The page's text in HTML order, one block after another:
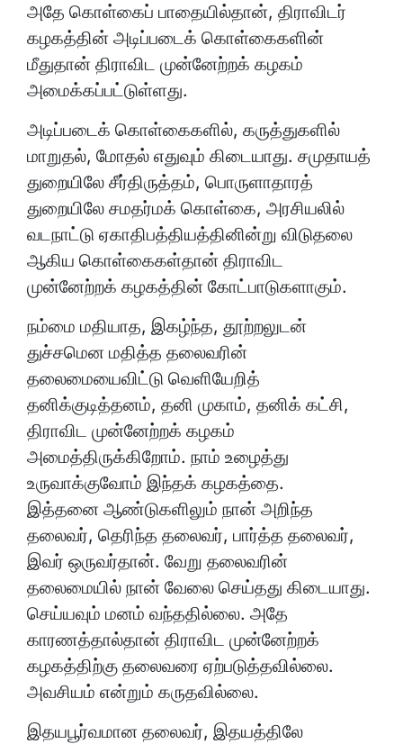
அதே கொள்கைப் பாதையில்தான், திராவிடர்
கழகத்தின் அடிப்படைக் கொள்கைகளின்
மீதுதான் திராவிட முன்னேற்றக் கழகம்
அமைக்கப்பட்டுள்ளது.
அடிப்படைக் கொள்கைகளில், கருத்துகளில்
மாறுதல், மோதல் எதுவும் கிடையாது. சமுதாயத்
துறையிலே சீர்திருத்தம், பொருளாதாரத்
துறையிலே சமதர்மக் கொள்கை, அரசியலில்
வடநாட்டு ஏகாதிபத்தியத்தினின்று விடுதலை
ஆகிய கொள்கைகள்தான் திராவிட
முன்னேற்றக் கழகத்தின் கோட்பாடுகளாகும்.
நம்மை மதியாத, இகழ்ந்த, தூற்றலுடன்
துச்சமென மதித்த தலைவரின்
தலைமையைவிட்டு வெளியேறித்
தனிக்குடித்தனம், தனி முகாம், தனிக் கட்சி,
திராவிட முன்னேற்றக் கழகம்
அமைத்திருக்கிறோம். நாம் உழைத்து
உருவாக்குவோம் இந்தக் கழகத்தை.
இத்தனை ஆண்டுகளிலும் நான் அறிந்த
தலைவர், தெரிந்த தலைவர், பார்த்த தலைவர்,
இவர் ஒருவர்தான். வேறு தலைவரின்
தலைமையில் நான் வேலை செய்தது கிடையாது.
செய்யவும் மனம் வந்ததில்லை. அதே
காரணத்தால்தான் திராவிட முன்னேற்றக்
கழகத்திற்கு தலைவரை ஏற்படுத்தவில்லை.
அவசியம் என்றும் கருதவில்லை.
இதயபூர்வமான தலைவர், இதயத்திலே